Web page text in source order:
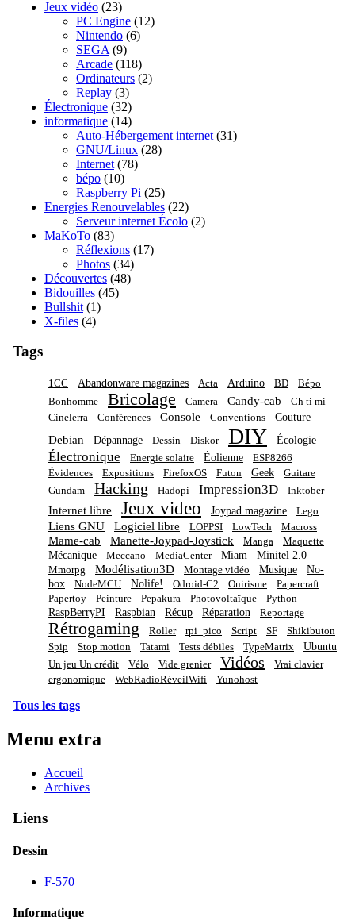
Jeux vidéo (23)
PC Engine (12)
Nintendo (6)
SEGA (9)
Arcade (118)
Ordinateurs (2)
Replay (3)
Électronique (32)
informatique (14)
Auto-Hébergement internet (31)
GNU/Linux (28)
Internet (78)
bépo (10)
Raspberry Pi (25)
Energies Renouvelables (22)
Serveur internet Écolo (2)
MaKoTo (83)
Réflexions (17)
Photos (34)
Découvertes (48)
Bidouilles (45)
Bullshit (1)
X-files (4)
Tags
1CC Abandonware magazines Acta Arduino BD
Bépo
Bonhomme
Bricolage Camera Candy-cab
Ch ti mi
Cinelerra
Conférences Console Conventions Couture
Debian Dépannage Dessin Diskor DIY Écologie
Électronique Energie solaire Éolienne
ESP8266
Évidences
Expositions FirefoxOS Futon Geek
Guitare
Gundam
Hacking Hadopi Impression3D Inktober
Internet libre Jeux video Joypad magazine Lego
Liens GNU Logiciel libre LOPPSI LowTech Macross
Mame-cab Manette-Joypad-Joystick Manga Maquette
Mécanique Meccano MediaCenter Miam Minitel 2.0
Mmorpg Modélisation3D Montage vidéo Musique
No-
box
NodeMCU Nolife! Odroid-C2 Onirisme
Papercraft
Papertoy
Peinture Pepakura Photovoltaïque Python
RaspBerryPI Raspbian Récup Réparation Reportage
Rétrogaming Roller rpi_pico Script SF
Shikibuton
Spip
Stop motion Tatami Tests débiles TypeMatrix Ubuntu
Un jeu Un crédit Vélo Vide grenier Vidéos
Vrai clavier
ergonomique
WebRadioRéveilWifi Yunohost
Tous les tags
Menu extra
Accueil
Archives
Liens
Dessin
F-570
Informatique